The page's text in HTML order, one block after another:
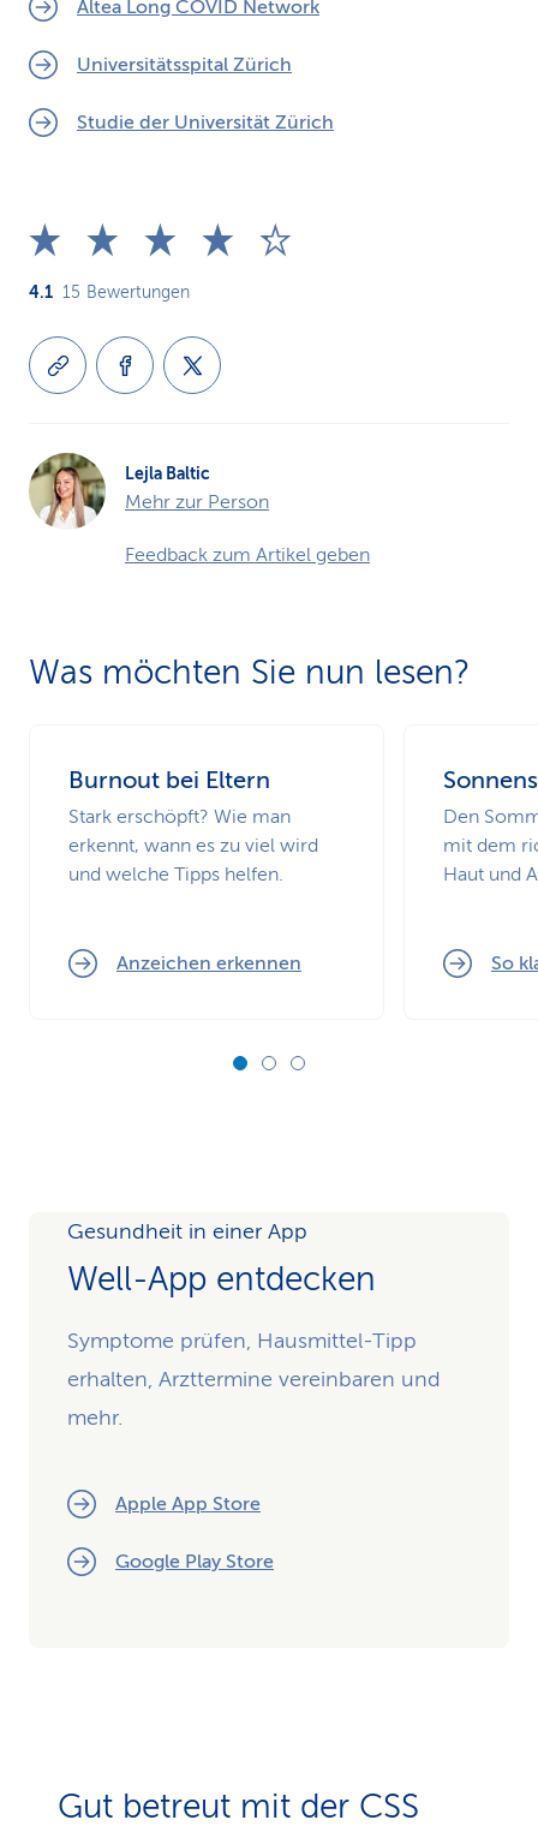
Altea Long COVID Network
Universitätsspital Zürich
Studie der Universität Zürich
4.1 15 Bewertungen
Lejla Baltic
Mehr zur Person
Feedback zum Artikel geben
Was möchten Sie nun lesen?
Burnout bei Eltern
Stark erschöpft? Wie man
erkennt, wann es zu viel wird
und welche Tipps helfen.
Anzeichen erkennen
Den
mit dem
Haut und
So
Gesundheit in einer App
Well-App entdecken
Symptome prüfen, Hausmittel-Tipp
erhalten, Arzttermine vereinbaren und
mehr.
Apple App Store
Google Play Store
Gut betreut mit der CSS